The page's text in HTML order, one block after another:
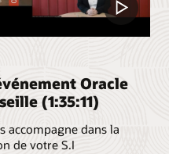
Oracle
(1:35:11)
accompagne dans la
de votre S.I